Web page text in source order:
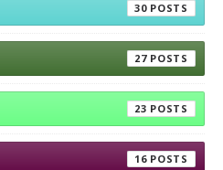
30
27
23
16